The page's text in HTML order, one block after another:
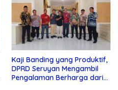
Kaji Banding yang Produktif,
DPRD Seruyan Mengambil
Pengalaman Berharga dari